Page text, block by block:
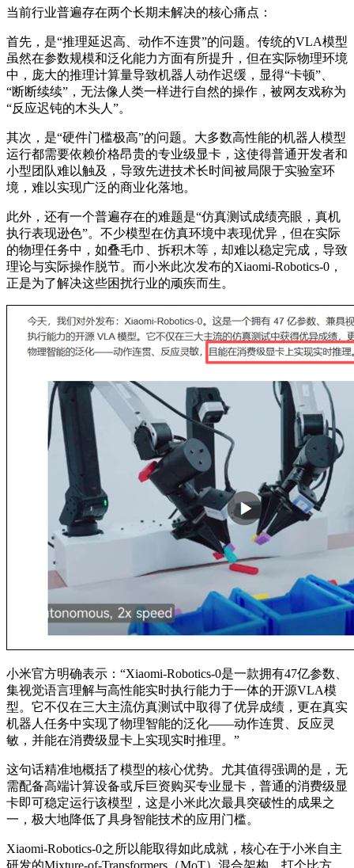
当前行业普遍存在两个长期未解决的核心痛点：
首先，是“推理延迟高、动作不连贯”的问题。传统的VLA模型
虽然在参数规模和泛化能力方面有所提升，但在实际物理环境
中，庞大的推理计算量导致机器人动作迟缓，显得“卡顿”、
“断断续续”，无法像人类一样进行自然的操作，被网友戏称为
“反应迟钝的木头人”。
其次，是“硬件门槛极高”的问题。大多数高性能的机器人模型
运行都需要依赖价格昂贵的专业级显卡，这使得普通开发者和
小型团队难以触及，导致先进技术长时间被局限于实验室环
境，难以实现广泛的商业化落地。
此外，还有一个普遍存在的难题是“仿真测试成绩亮眼，真机
执行表现逊色”。不少模型在仿真环境中表现优异，但在实际
的物理任务中，如叠毛巾、拆积木等，却难以稳定完成，导致
理论与实际操作脱节。而小米此次发布的Xiaomi-Robotics-0，
正是为了解决这些困扰行业的顽疾而生。
小米官方明确表示：“Xiaomi-Robotics-0是一款拥有47亿参数、
集视觉语言理解与高性能实时执行能力于一体的开源VLA模
型。它不仅在三大主流仿真测试中取得了优异成绩，更在真实
机器人任务中实现了物理智能的泛化——动作连贯、反应灵
敏，并能在消费级显卡上实现实时推理。”
这句话精准地概括了模型的核心优势。尤其值得强调的是，无
需配备高端计算设备或斥巨资购买专业显卡，普通的消费级显
卡即可稳定运行该模型，这是小米此次最具突破性的成果之
一，极大地降低了具身智能技术的应用门槛。
Xiaomi-Robotics-0之所以能取得如此成就，核心在于小米自主
研发的Mixture-of-Transformers（MoT）混合架构。打个比方，